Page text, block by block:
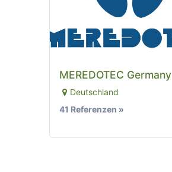
MEREDOTEC Germany
Deutschland
41 Referenzen »